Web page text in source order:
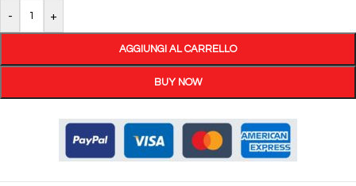
- +
AGGIUNGI AL CARRELLO
BUY NOW